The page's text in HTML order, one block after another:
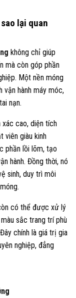
lại quan
không chỉ giúp
mà còn góp phần
Một nền móng
vận hành máy móc,
nạn.
xác cao, diện tích
viên giàu kinh
phần lồi lõm, tạo
hành. Đồng thời, nó
sinh, duy trì môi
có thể được xử lý
sắc trang trí phù
chính là giá trị gia
nghiệp, đẳng